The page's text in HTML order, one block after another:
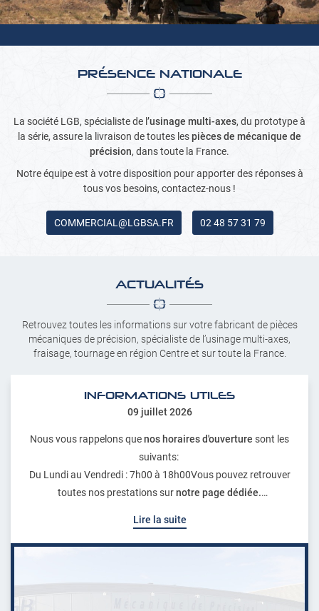
PRÉSENCE NATIONALE
La société LGB, spécialiste de l’usinage multi-axes, du prototype à
la série, assure la livraison de toutes lespièces de mécanique de
précision, dans toute la France.
Notre équipe est à votre disposition pour apporter des réponses à
tous vos besoins, contactez-nous !
02 48 57 31 79
ACTUALITÉS
Retrouvez toutes les informations sur votre fabricant de pièces
mécaniques de précision, spécialiste de l’usinage multi-axes,
fraisage, tournage en région Centre et sur toute la France.
INFORMATIONS UTILES
09 juillet 2026
Nous vous rappelons quenos horaires d'ouverture sont les
suivants:
Du Lundi au Vendredi : 7h00 à 18h00Vous pouvez retrouver
toutes nos prestations surnotre page dédiée.
formulaire de contact ou par téléphone au
Pensez à nous ajouter (commercial@lgbsa.fr) à vos adresses
Lire la suite